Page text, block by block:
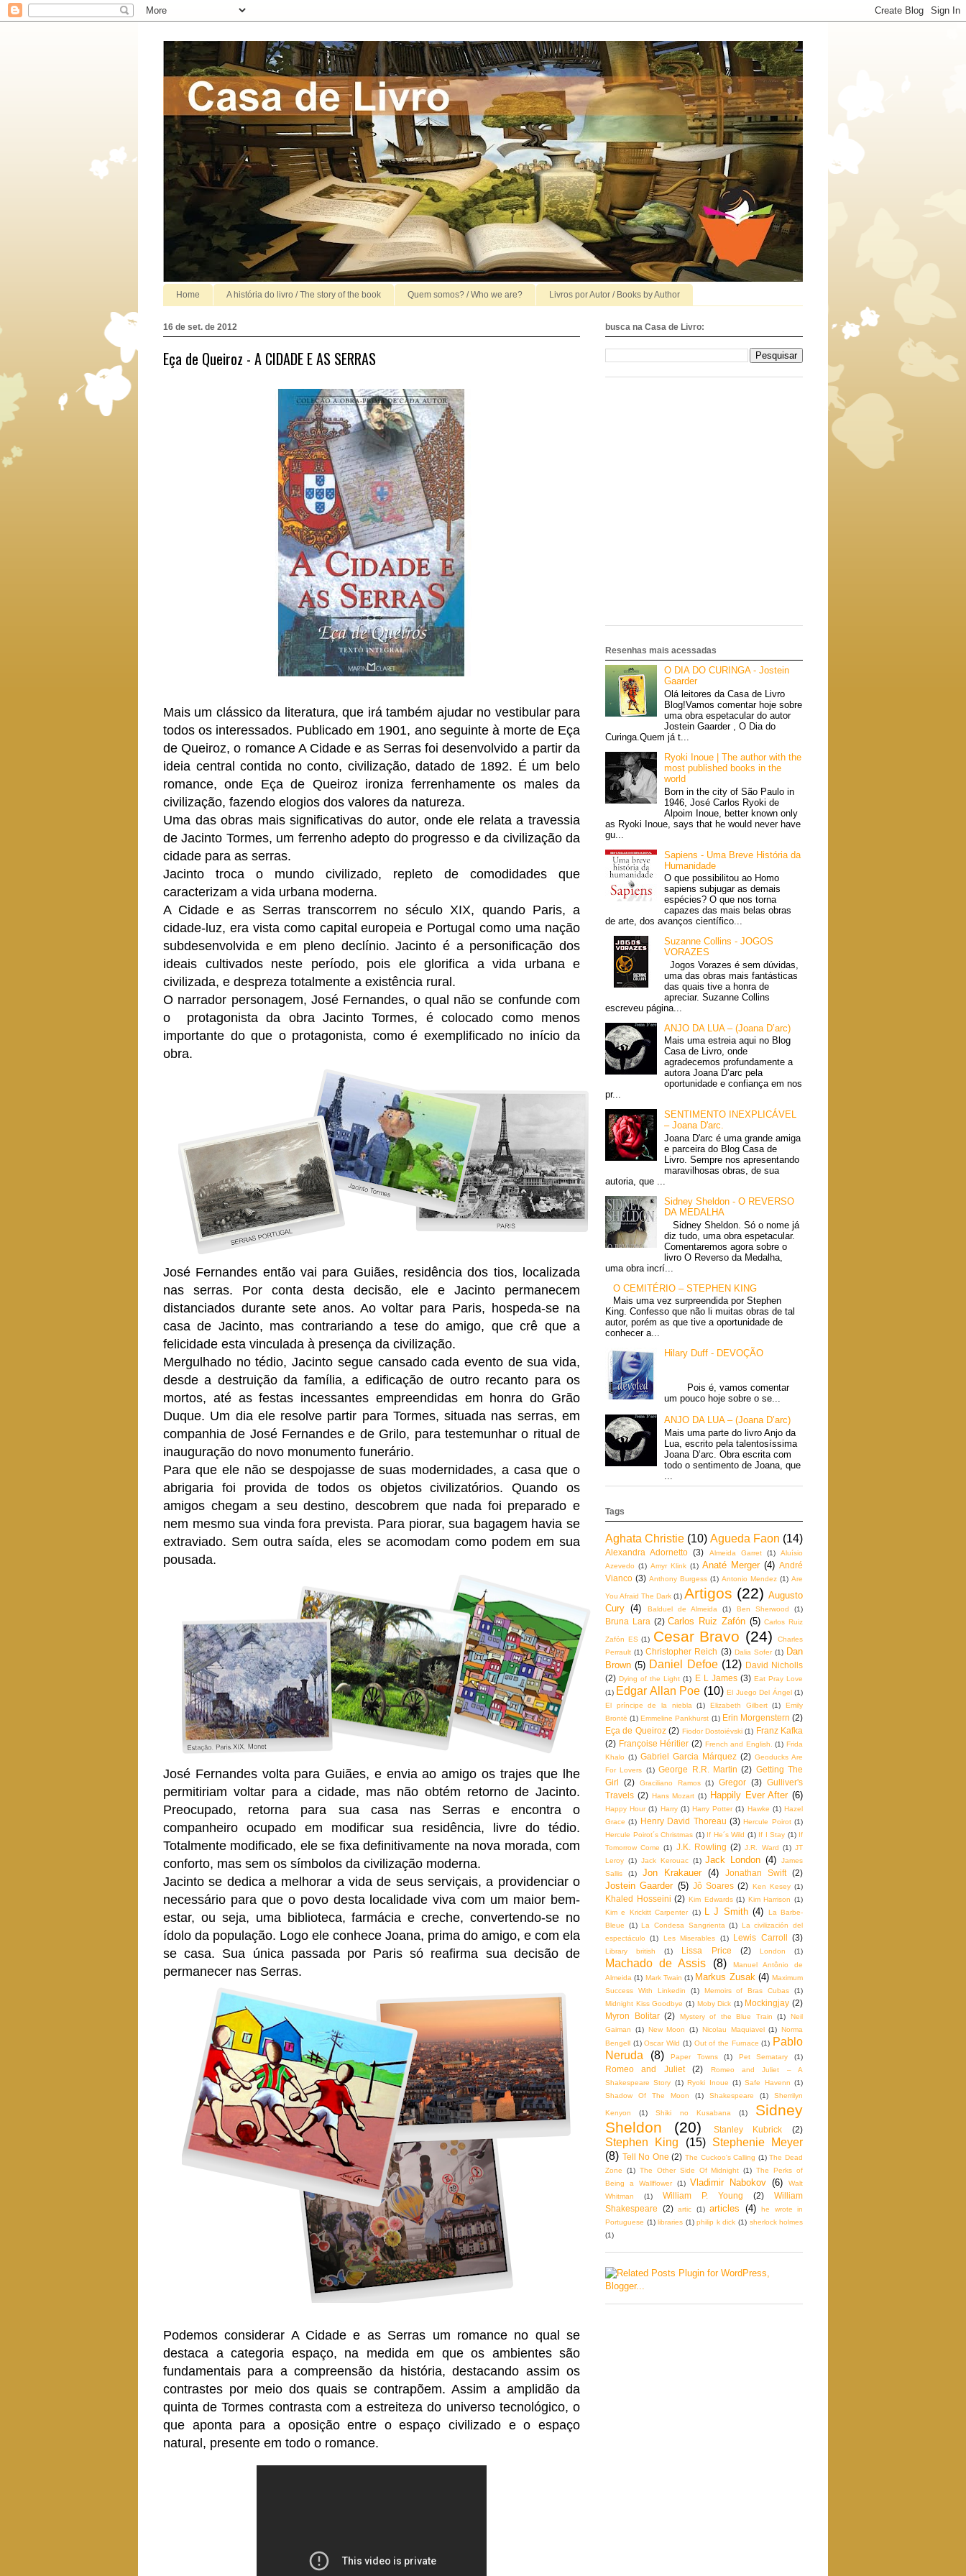
Home A história do livro / The story of the book Quem somos? / Who we are? Livros por Autor / Books by Author
16 de set. de 2012
Eça de Queiroz - A CIDADE E AS SERRAS
Mais um clássico da literatura, que irá também ajudar no vestibular para
todos os interessados. Publicado em 1901, ano seguinte à morte de Eça
de Queiroz, o romance A Cidade e as Serras foi desenvolvido a partir da
ideia central contida no conto, civilização, datado de 1892. É um belo
romance, onde Eça de Queiroz ironiza ferrenhamente os males da
civilização, fazendo elogios dos valores da natureza.
Uma das obras mais significativas do autor, onde ele relata a travessia
de Jacinto Tormes, um ferrenho adepto do progresso e da civilização da
cidade para as serras.
Jacinto troca o mundo civilizado, repleto de comodidades que
caracterizam a vida urbana moderna.
A Cidade e as Serras transcorrem no século XIX, quando Paris, a
cidade-luz, era vista como capital europeia e Portugal como uma nação
subdesenvolvida e em pleno declínio. Jacinto é a personificação dos
ideais cultivados neste período, pois ele glorifica a vida urbana e
civilizada, e despreza totalmente a existência rural.
O narrador personagem, José Fernandes, o qual não se confunde com
o protagonista da obra Jacinto Tormes, é colocado como menos
importante do que o protagonista, como é exemplificado no início da
obra.
José Fernandes então vai para Guiães, residência dos tios, localizada
nas serras. Por conta desta decisão, ele e Jacinto permanecem
distanciados durante sete anos. Ao voltar para Paris, hospeda-se na
casa de Jacinto, mas contrariando a tese do amigo, que crê que a
felicidade esta vinculada à presença da civilização.
Mergulhado no tédio, Jacinto segue cansado cada evento de sua vida,
desde a destruição da família, a edificação de outro recanto para os
mortos, até as festas incessantes empreendidas em honra do Grão
Duque. Um dia ele resolve partir para Tormes, situada nas serras, em
companhia de José Fernandes e de Grilo, para testemunhar o ritual de
inauguração do novo monumento funerário.
Para que ele não se despojasse de suas modernidades, a casa que o
abrigaria foi provida de todos os objetos civilizatórios. Quando os
amigos chegam a seu destino, descobrem que nada foi preparado e
nem mesmo sua vinda fora prevista. Para piorar, sua bagagem havia se
extraviado. Sem outra saída, eles se acomodam como podem em sua
pousada.
José Fernandes volta para Guiães, e envia ao amigo os trajes que lhe
permitiriam voltar para a cidade, mas não obtém retorno de Jacinto.
Preocupado, retorna para sua casa nas Serras e encontra o
companheiro ocupado em modificar sua residência, livre do tédio.
Totalmente modificado, ele se fixa definitivamente na nova morada, com
conforto, mas sem os símbolos da civilização moderna.
Jacinto se dedica a melhorar a vida de seus serviçais, a providenciar o
necessário para que o povo desta localidade viva com um maior bem-
estar, ou seja, uma biblioteca, farmácia e creche, convertendo-se no
ídolo da população. Logo ele conhece Joana, prima do amigo, e com ela
se casa. Sua única passada por Paris só reafirma sua decisão de
permanecer nas Serras.
Podemos considerar A Cidade e as Serras um romance no qual se
destaca a categoria espaço, na medida em que os ambientes são
fundamentais para a compreensão da história, destacando assim os
contrastes por meio dos quais se contrapõem. Assim a amplidão da
quinta de Tormes contrasta com a estreiteza do universo tecnológico, o
que aponta para a oposição entre o espaço civilizado e o espaço
natural, presente em todo o romance.
busca na Casa de Livro:
Resenhas mais acessadas
O DIA DO CURINGA - Jostein
Gaarder
Olá leitores da Casa de Livro
Blog!Vamos comentar hoje sobre
uma obra espetacular do autor
Jostein Gaarder , O Dia do
Curinga.Quem já t...
Ryoki Inoue | The author with the
most published books in the
world
Born in the city of São Paulo in
1946, José Carlos Ryoki de
Alpoim Inoue, better known only
as Ryoki Inoue, says that he would never have
gu...
Sapiens - Uma Breve História da
Humanidade
O que possibilitou ao Homo
sapiens subjugar as demais
espécies? O que nos torna
capazes das mais belas obras
de arte, dos avanços científico...
Suzanne Collins - JOGOS
VORAZES
Jogos Vorazes é sem dúvidas,
uma das obras mais fantásticas
das quais tive a honra de
apreciar. Suzanne Collins
escreveu página...
ANJO DA LUA – (Joana D’arc)
Mais uma estreia aqui no Blog
Casa de Livro, onde
agradecemos profundamente a
autora Joana D’arc pela
oportunidade e confiança em nos
pr...
SENTIMENTO INEXPLICÁVEL
– Joana D'arc.
Joana D'arc é uma grande amiga
e parceira do Blog Casa de
Livro. Sempre nos apresentando
maravilhosas obras, de sua
autoria, que ...
Sidney Sheldon - O REVERSO
DA MEDALHA
Sidney Sheldon. Só o nome já
diz tudo, uma obra espetacular.
Comentaremos agora sobre o
livro O Reverso da Medalha,
uma obra incrí...
O CEMITÉRIO – STEPHEN KING
Mais uma vez surpreendida por Stephen
King. Confesso que não li muitas obras de tal
autor, porém as que tive a oportunidade de
conhecer a...
Hilary Duff - DEVOÇÃO
Pois é, vamos comentar
um pouco hoje sobre o se...
ANJO DA LUA – (Joana D’arc)
Mais uma parte do livro Anjo da
Lua, escrito pela talentosíssima
Joana D’arc. Obra escrita com
todo o sentimento de Joana, que
Tags
Aghata Christie (10) Agueda Faon (14)
Alexandra Adornetto (3) Almeida Garret (1)
Aluísio
Azevedo (1) Amyr Klink (1) Anaté Merger (4) André
Vianco (3) Anthony Burgess (1) Antonio Mendez (1) Are
You Afraid The Dark (1) Artigos (22) Augusto
Cury (4) Balduel de Almeida (1) Ben Sherwood (1)
Bruna Lara (2) Carlos Ruiz Zafón (5) Carlos Ruiz
Zafón ES (1) Cesar Bravo (24)
Charles
Perrault (1) Christopher Reich (3) Dalia Sofer (1) Dan
Brown (5) Daniel Defoe (12) David Nicholls
(2) Dying of the Light (1) E L James (3) Eat Pray Love
(1) Edgar Allan Poe (10) El Juego Del Ángel (1)
El príncipe de la niebla
(1) Elizabeth Gilbert (1)
Emily
Brontë (1) Emmeline Pankhurst (1) Erin Morgenstern (2)
Eça de Queiroz (2) Fiodor Dostoiévski (1) Franz Kafka
(2) Françoise Héritier (2) French and English. (1) Frida
Khalo (1) Gabriel Garcia Márquez (2) Geoducks Are
For Lovers (1) George R.R. Martin (2) Getting The
Girl
(2) Graciliano Ramos (1) Gregor (3) Gulliver's
Travels (2) Hans Mozart (1) Happily Ever After (6)
Happy Hour (1) Harry (1) Harry Potter (1) Hawke (1) Hazel
Grace (1) Henry David Thoreau (3) Hercule Poirot (1)
Hercule Poirot´s Christmas (1) If He´s Wild (1) If I Stay (1) If
Tomorrow Come (1) J.K. Rowling (2) J.R. Ward (1) JT
Leroy (1) Jack Kerouac (1) Jack London (4)
James
Sallis
(1) Jon Krakauer (4) Jonathan Swift (2)
Jostein Gaarder (5) Jô Soares (2) Ken Kesey (1)
Khaled Hosseini (2) Kim Edwards (1) Kim Harrison (1)
Kim e Krickitt Carpenter (1) L J Smith (4)
La Barbe‬-
Bleue
(1) La Condesa Sangrienta (1) La civilización del
espectáculo
(1) Les Miserables (1) Lewis Carroll (3)
Library british (1) Lissa Price (2) London (1)
Machado de Assis (8)
Manuel Antônio de
Almeida (1) Mark Twain (1) Markus Zusak (4) Maximum
Success With Linkedin
(1) Memoirs of Bras Cubas
(1)
Midnight Kiss Goodbye (1) Moby Dick (1) Mockingjay (2)
Myron Bolitar (2) Mystery of the Blue Train (1)
Neil
Gaiman
(1) New Moon (1) Nicolau Maquiavel (1) Norma
Bengell (1) Oscar Wild (1) Out of the Furnace (1) Pablo
Neruda
(8) Paper Towns (1) Pet Sematary (1)
Romeo and Juliet (2)
Romeo and Juliet – A
Shakespeare Story (1) Ryoki Inoue (1) Safe Havenn (1)
Shadow Of The Moon
(1) Shakespeare (1) Sherrilyn
Kenyon (1) Shiki no Kusabana (1)
Sidney
Sheldon
(20) Stanley Kubrick (2)
Stephen King (15)
Stephenie Meyer
(8) Tell No One (2) The Cuckoo's Calling (1) The Dead
Zone
(1) The Other Side Of Midnight (1) The Perks of
Being a Wallflower
(1) Vladimir Nabokov (6)
Walt
Whitman
(1) William P. Young (2)
William
Shakespeare
(2) artic (1) articles (4)
he wrote in
Portuguese (1) libraries (1) philip k dick (1) sherlock holmes
(1)